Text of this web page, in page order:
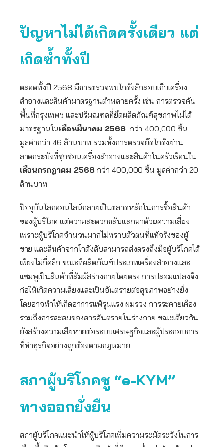
ปัญหาไม่ได้เกิดครั้งเดียว แต่
เกิดซ้ำทั้งปี
ตลอดทั้งปี 2568 มีการตรวจพบโกดังลักลอบเก็บเครื่อง
สำอางและสินค้ามาตรฐานต่ำหลายครั้ง เช่น การตรวจค้น
พื้นที่กรุงเทพฯ และปริมณฑลที่ยึดผลิตภัณฑ์สุขภาพไม่ได้
มาตรฐานในเดือนมีนาคม 2568 กว่า 400,000 ชิ้น
มูลค่ากว่า 46 ล้านบาท รวมทั้งการตรวจยึดโกดังย่าน
ลาดกระบังที่ซุกซ่อนเครื่องสำอางและสินค้าในครัวเรือนใน
เดือนกรกฎาคม 2568 กว่า 400,000 ชิ้น มูลค่ากว่า 20
ล้านบาท
ปัจจุบันโลกออนไลน์กลายเป็นตลาดหลักในการซื้อสินค้า
ของผู้บริโภค แต่ความสะดวกกลับแลกมาด้วยความเสี่ยง
เพราะผู้บริโภคจำนวนมากไม่ทราบตัวตนที่แท้จริงของผู้
ขาย และสินค้าจากโกดังลับสามารถส่งตรงถึงมือผู้บริโภคได้
เพียงไม่กี่คลิก ขณะที่ผลิตภัณฑ์ประเภทเครื่องสำอางและ
แชมพูเป็นสินค้าที่สัมผัสร่างกายโดยตรง การปลอมแปลงจึง
ก่อให้เกิดความเสี่ยงและเป็นอันตรายต่อสุขภาพอย่างยิ่ง
โดยอาจทำให้เกิดอาการแพ้รุนแรง ผมร่วง การระคายเคือง
รวมถึงการสะสมของสารอันตรายในร่างกาย ขณะเดียวกัน
ยังสร้างความเสียหายต่อระบบเศรษฐกิจและผู้ประกอบการ
ที่ทำธุรกิจอย่างถูกต้องตามกฎหมาย
สภาผู้บริโภคชู “e-KYM”
ทางออกยั่งยืน
สภาผู้บริโภคแนะนำให้ผู้บริโภคเพิ่มความระมัดระวังในการ